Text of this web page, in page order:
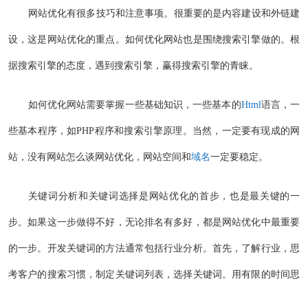
网站优化有很多技巧和注意事项。很重要的是内容建设和外链建
设，这是网站优化的重点。如何优化网站也是围绕搜索引擎做的。根
据搜索引擎的态度，遇到搜索引擎，赢得搜索引擎的青睐。
如何优化网站需要掌握一些基础知识，一些基本的Html语言，一
些基本程序，如PHP程序和搜索引擎原理。当然，一定要有现成的网
站，没有网站怎么谈网站优化，网站空间和域名一定要稳定。
关键词分析和关键词选择是网站优化的首步，也是最关键的一
步。如果这一步做得不好，无论排名有多好，都是网站优化中最重要
的一步。开发关键词的方法通常包括行业分析。首先，了解行业，思
考客户的搜索习惯，制定关键词列表，选择关键词。用有限的时间思